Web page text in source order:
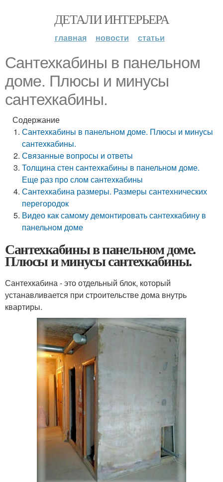
ДЕТАЛИ ИНТЕРЬЕРА
главная новости статьи
Сантехкабины в панельном
доме. Плюсы и минусы
сантехкабины.
Содержание
Сантехкабины в панельном доме. Плюсы и минусы
сантехкабины.
Связанные вопросы и ответы
Толщина стен сантехкабины в панельном доме.
Еще раз про слом сантехкабины
Сантехкабина размеры. Размеры сантехнических
перегородок
Видео как самому демонтировать сантехкабину в
панельном доме
Сантехкабины в панельном доме.
Плюсы и минусы сантехкабины.
Сантехкабина - это отдельный блок, который
устанавливается при строительстве дома внутрь
квартиры.